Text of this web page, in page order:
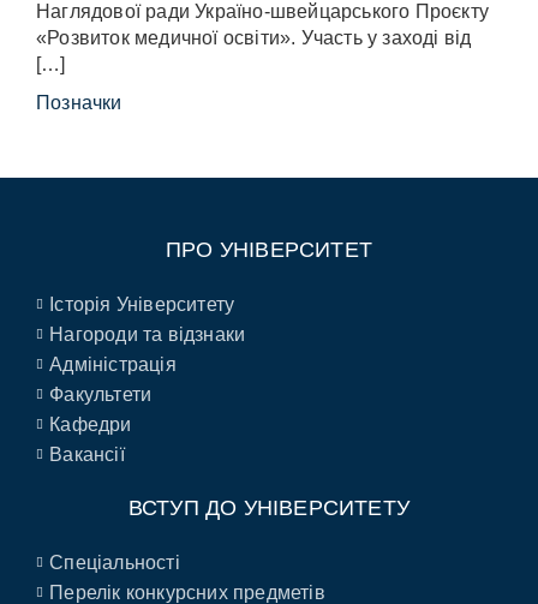
Наглядової ради Україно-швейцарського Проєкту
«Розвиток медичної освіти». Участь у заході від
[…]
Позначки
ПРО УНІВЕРСИТЕТ
Історія Університету
Нагороди та відзнаки
Адміністрація
Факультети
Кафедри
Вакансії
ВСТУП ДО УНІВЕРСИТЕТУ
Спеціальності
Перелік конкурсних предметів